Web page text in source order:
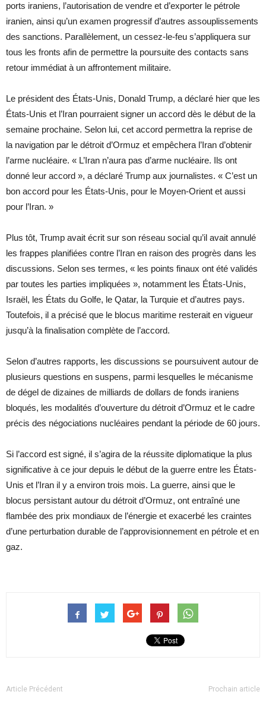
ports iraniens, l’autorisation de vendre et d’exporter le pétrole
iranien, ainsi qu’un examen progressif d’autres assouplissements
des sanctions. Parallèlement, un cessez-le-feu s’appliquera sur
tous les fronts afin de permettre la poursuite des contacts sans
retour immédiat à un affrontement militaire.
Le président des États-Unis, Donald Trump, a déclaré hier que les
États-Unis et l’Iran pourraient signer un accord dès le début de la
semaine prochaine. Selon lui, cet accord permettra la reprise de
la navigation par le détroit d’Ormuz et empêchera l’Iran d’obtenir
l’arme nucléaire. « L’Iran n’aura pas d’arme nucléaire. Ils ont
donné leur accord », a déclaré Trump aux journalistes. « C’est un
bon accord pour les États-Unis, pour le Moyen-Orient et aussi
pour l’Iran. »
Plus tôt, Trump avait écrit sur son réseau social qu’il avait annulé
les frappes planifiées contre l’Iran en raison des progrès dans les
discussions. Selon ses termes, « les points finaux ont été validés
par toutes les parties impliquées », notamment les États-Unis,
Israël, les États du Golfe, le Qatar, la Turquie et d’autres pays.
Toutefois, il a précisé que le blocus maritime resterait en vigueur
jusqu’à la finalisation complète de l’accord.
Selon d’autres rapports, les discussions se poursuivent autour de
plusieurs questions en suspens, parmi lesquelles le mécanisme
de dégel de dizaines de milliards de dollars de fonds iraniens
bloqués, les modalités d’ouverture du détroit d’Ormuz et le cadre
précis des négociations nucléaires pendant la période de 60 jours.
Si l’accord est signé, il s’agira de la réussite diplomatique la plus
significative à ce jour depuis le début de la guerre entre les États-
Unis et l’Iran il y a environ trois mois. La guerre, ainsi que le
blocus persistant autour du détroit d’Ormuz, ont entraîné une
flambée des prix mondiaux de l’énergie et exacerbé les craintes
d’une perturbation durable de l’approvisionnement en pétrole et en
gaz.
Article Précédent Prochain article